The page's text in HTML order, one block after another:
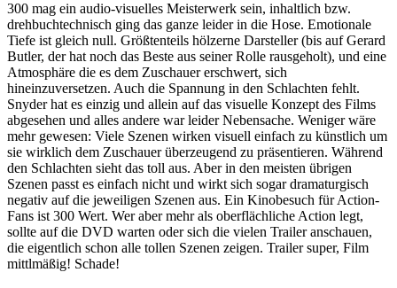
300 mag ein audio-visuelles Meisterwerk sein, inhaltlich bzw.
drehbuchtechnisch ging das ganze leider in die Hose. Emotionale
Tiefe ist gleich null. Größtenteils hölzerne Darsteller (bis auf Gerard
Butler, der hat noch das Beste aus seiner Rolle rausgeholt), und eine
Atmosphäre die es dem Zuschauer erschwert, sich
hineinzuversetzen. Auch die Spannung in den Schlachten fehlt.
Snyder hat es einzig und allein auf das visuelle Konzept des Films
abgesehen und alles andere war leider Nebensache. Weniger wäre
mehr gewesen: Viele Szenen wirken visuell einfach zu künstlich um
sie wirklich dem Zuschauer überzeugend zu präsentieren. Während
den Schlachten sieht das toll aus. Aber in den meisten übrigen
Szenen passt es einfach nicht und wirkt sich sogar dramaturgisch
negativ auf die jeweiligen Szenen aus. Ein Kinobesuch für Action-
Fans ist 300 Wert. Wer aber mehr als oberflächliche Action legt,
sollte auf die DVD warten oder sich die vielen Trailer anschauen,
die eigentlich schon alle tollen Szenen zeigen. Trailer super, Film
mittlmäßig! Schade!